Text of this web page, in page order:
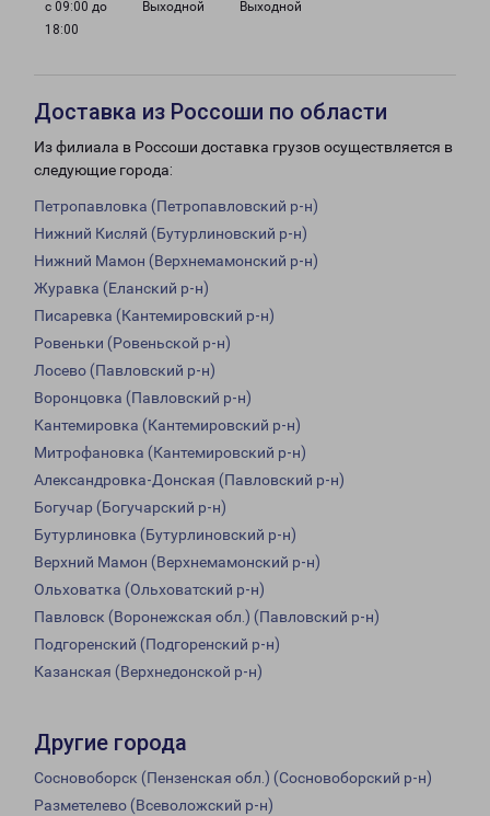
с 09:00 до
18:00
Выходной Выходной
Доставка из Россоши по области
Из филиала в Россоши доставка грузов осуществляется в
следующие города:
Петропавловка (Петропавловский р-н)
Нижний Кисляй (Бутурлиновский р-н)
Нижний Мамон (Верхнемамонский р-н)
Журавка (Еланский р-н)
Писаревка (Кантемировский р-н)
Ровеньки (Ровеньской р-н)
Лосево (Павловский р-н)
Воронцовка (Павловский р-н)
Кантемировка (Кантемировский р-н)
Митрофановка (Кантемировский р-н)
Александровка-Донская (Павловский р-н)
Богучар (Богучарский р-н)
Бутурлиновка (Бутурлиновский р-н)
Верхний Мамон (Верхнемамонский р-н)
Ольховатка (Ольховатский р-н)
Павловск (Воронежская обл.) (Павловский р-н)
Подгоренский (Подгоренский р-н)
Казанская (Верхнедонской р-н)
Другие города
Сосновоборск (Пензенская обл.) (Сосновоборский р-н)
Разметелево (Всеволожский р-н)